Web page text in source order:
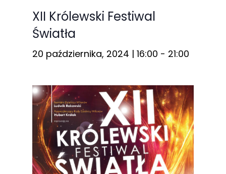
XII Królewski Festiwal
Światła
20 października, 2024 | 16:00 - 21:00
Te pliki cookie
nie są
opcjonalne. Są
one potrzebne
funkcjonowania
strony